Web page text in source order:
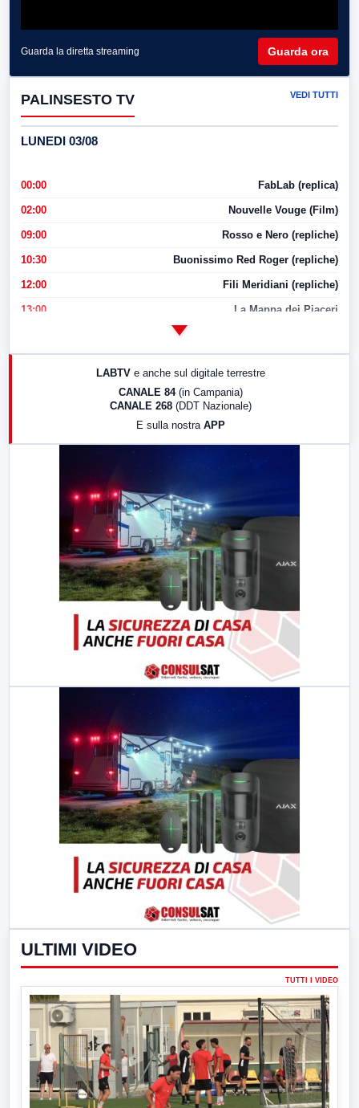
Guarda la diretta streaming Guarda ora
PALINSESTO TV VEDI TUTTI
LUNEDI 03/08
00:00 FabLab (replica)
02:00 Nouvelle Vouge (Film)
09:00 Rosso e Nero (repliche)
10:30 Buonissimo Red Roger (repliche)
12:00 Fili Meridiani (repliche)
13:00 La Mappa dei Piaceri
LABTV e anche sul digitale terrestre
CANALE 84 (in Campania)
CANALE 268 (DDT Nazionale)
E sulla nostra APP
ULTIMI VIDEO
TUTTI I VIDEO